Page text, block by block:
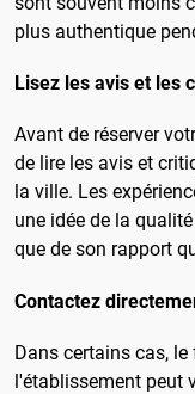
plus authentique
Lisez les avis et les
Avant de réserver
de lire les avis et
la ville. Les
une idée de la
que de son rapport
Contactez
Dans certains cas,
l'établissement peut